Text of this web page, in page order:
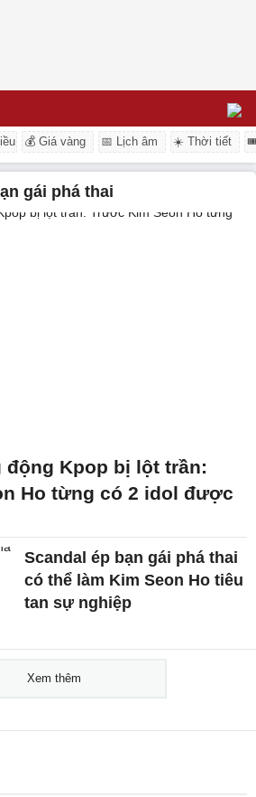
💰 Giá vàng 📅 Lịch âm ☀️ Thời tiết
gái phá thai
động Kpop bị lột trần:
Ho từng có 2 idol được
Scandal ép bạn gái phá thai
có thể làm Kim Seon Ho tiêu
tan sự nghiệp
Xem thêm